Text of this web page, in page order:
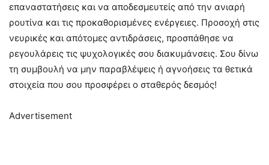
επαναστατήσεις και να αποδεσμευτείς από την ανιαρή
ρουτίνα και τις προκαθορισμένες ενέργειες. Προσοχή στις
νευρικές και απότομες αντιδράσεις, προσπάθησε να
ρεγουλάρεις τις ψυχολογικές σου διακυμάνσεις. Σου δίνω
τη συμβουλή να μην παραβλέψεις ή αγνοήσεις τα θετικά
στοιχεία που σου προσφέρει ο σταθερός δεσμός!
Advertisement